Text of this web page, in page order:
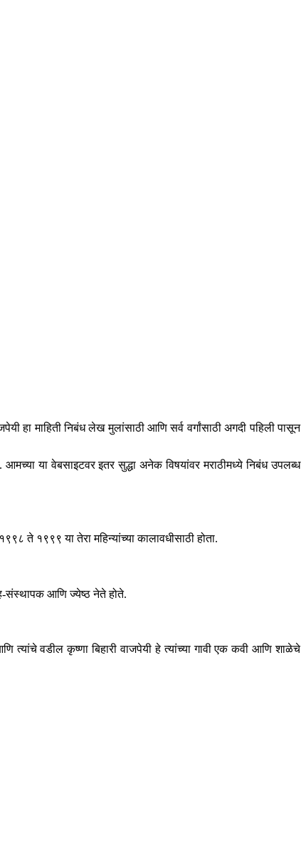
हा माहिती निबंध लेख मुलांसाठी आणि सर्व वर्गांसाठी अगदी पहिली पासून
या वेबसाइटवर इतर सुद्धा अनेक विषयांवर मराठीमध्ये निबंध उपलब्ध
ते १९९९ या तेरा महिन्यांच्या कालावधीसाठी होता.
संस्थापक आणि ज्येष्ठ नेते होते.
वडील कृष्णा बिहारी वाजपेयी हे त्यांच्या गावी एक कवी आणि शाळेचे